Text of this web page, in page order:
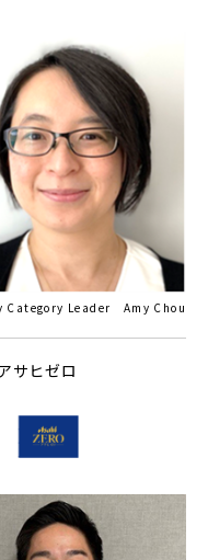
Category Leader Amy Chou
サヒゼロ